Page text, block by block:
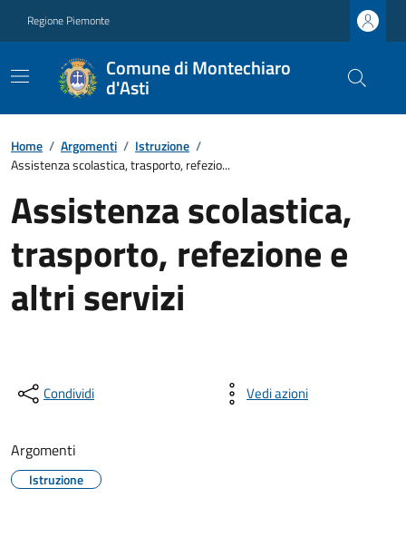
Regione Piemonte
Comune di Montechiaro
d'Asti
Home / Argomenti / Istruzione /
Assistenza scolastica, trasporto, refezio...
Assistenza scolastica,
trasporto, refezione e
altri servizi
Condividi Vedi azioni
Argomenti
Istruzione